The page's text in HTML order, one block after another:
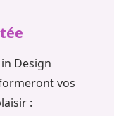
Design
vos
: